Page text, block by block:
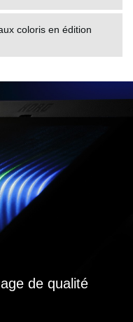
coloris en édition
de qualité